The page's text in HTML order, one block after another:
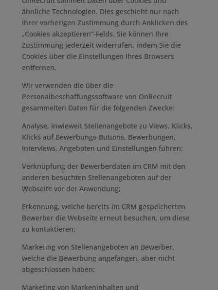
ähnliche Technologien. Dies geschieht nur nach
Ihrer vorherigen Zustimmung durch Anklicken des
„Cookies akzeptieren“-Felds. Sie können Ihre
Zustimmung jederzeit widerrufen, indem Sie die
Cookies über die Einstellungen Ihres Browsers
entfernen.
Wir verwenden die über die
Personalbeschaffungssoftware von OnRecruit
gesammelten Daten für die folgenden Zwecke:
Analyse, inwieweit Stellenangebote zu Views, Klicks,
Klicks auf Bewerbungs-Buttons, Bewerbungen,
Interviews, Angeboten und Einstellungen führen;
Verknüpfung der Bewerberdaten im CRM mit den
anderen besuchten Stellenangeboten auf der
Webseite vor der Anwendung;
Erkennung, welche bereits im CRM gespeicherten
Bewerber die Webseite erneut besuchen, um diese
zu kontaktieren;
Marketing von Stellenangeboten an Bewerber,
welche die Bewerbung angefangen, aber nicht
abgeschlossen haben;
Marketing von Markeninhalten und